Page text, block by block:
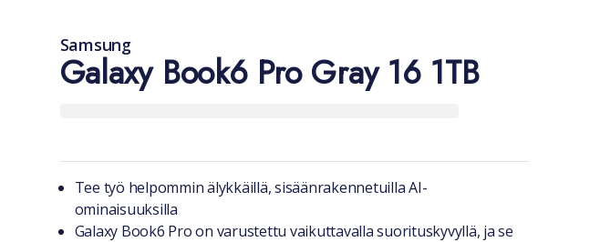
Galaxy Book6 Pro Gray 16 1TB
Samsung
Tuotteesta lyhyesti
Tee työ helpommin älykkäillä, sisäänrakennetuilla AI-
ominaisuuksilla
Galaxy Book6 Pro on varustettu vaikuttavalla suorituskyvyllä, ja se